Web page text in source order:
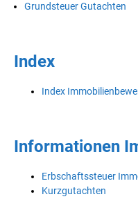
Grundsteuer Gutachten
Index
Index
Informationen
Erbschaftssteuer
Kurzgutachten